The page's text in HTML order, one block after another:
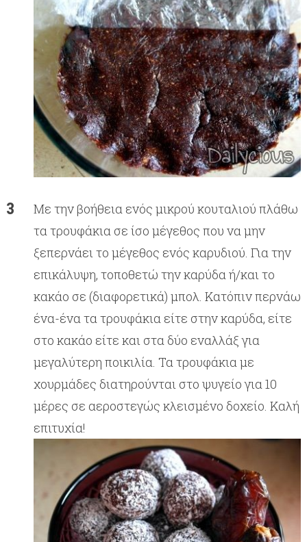
Με την βοήθεια ενός μικρού κουταλιού πλάθω
τα τρουφάκια σε ίσο μέγεθος που να μην
ξεπερνάει το μέγεθος ενός καρυδιού. Για την
επικάλυψη, τοποθετώ την καρύδα ή/και το
κακάο σε (διαφορετικά) μπολ. Κατόπιν περνάω
ένα-ένα τα τρουφάκια είτε στην καρύδα, είτε
στο κακάο είτε και στα δύο εναλλάξ για
μεγαλύτερη ποικιλία. Τα τρουφάκια με
χουρμάδες διατηρούνται στο ψυγείο για 10
μέρες σε αεροστεγώς κλεισμένο δοχείο. Καλή
επιτυχία!